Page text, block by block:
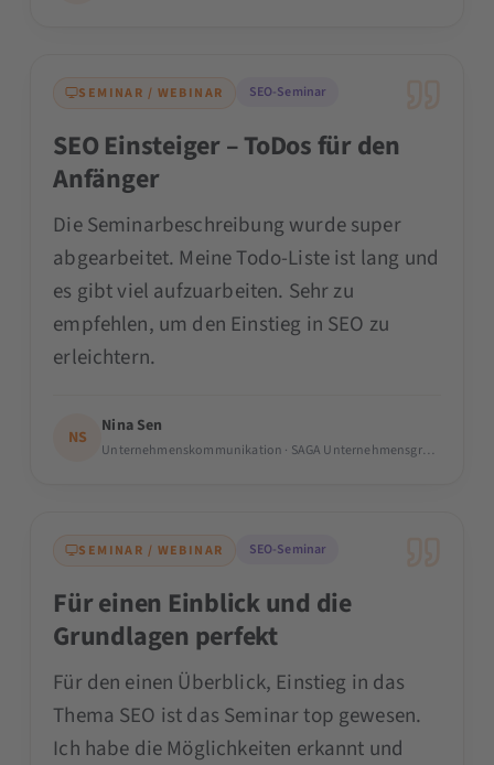
SEMINAR / WEBINAR SEO-Seminar
SEO Einsteiger – ToDos für den
Anfänger
Die Seminarbeschreibung wurde super
abgearbeitet. Meine Todo-Liste ist lang und
es gibt viel aufzuarbeiten. Sehr zu
empfehlen, um den Einstieg in SEO zu
erleichtern.
NS
Nina Sen
Unternehmenskommunikation · SAGA Unternehmensgruppe
SEMINAR / WEBINAR SEO-Seminar
Für einen Einblick und die
Grundlagen perfekt
Für den einen Überblick, Einstieg in das
Thema SEO ist das Seminar top gewesen.
Ich habe die Möglichkeiten erkannt und